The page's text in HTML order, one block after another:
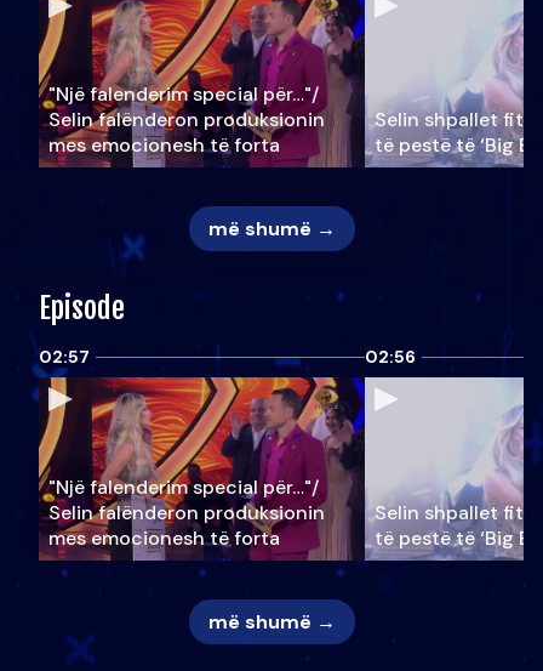
"Një falenderim special për…"/
Selin falënderon produksionin
mes emocionesh të forta
Selin shpallet
të pestë të ‘Big
më shumë →
Episode
02:57
"Një falenderim special për…"/
Selin falënderon produksionin
mes emocionesh të forta
02:56
Selin shpallet
të pestë të ‘Big
më shumë →